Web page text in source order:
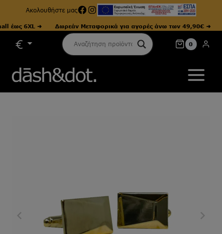
Ακολουθήστε μαςFacebook
Instagram
6XL ➜ Δωρεάν Μεταφορικά για αγορές άνω των 49,90€ ➜
0